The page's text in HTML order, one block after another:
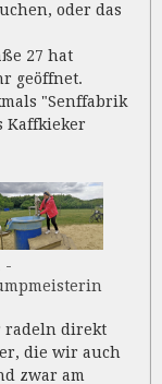
oder das
27 hat
geöffnet.
"Senffabrik
Kaffkieker
-
radeln direkt
die wir auch
zwar am